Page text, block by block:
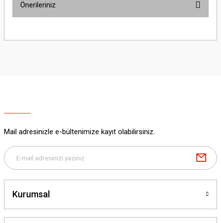
Önerileriniz
yetersiz gördüğünüz noktaları öneri formunu kullanarak tarafımıza
Bu ürüne benzer farklı alternatifler olmalı.
Mail adresinizle e-bültenimize kayıt olabilirsiniz.
Kurumsal